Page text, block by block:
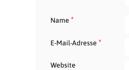
Name *
E-Mail-Adresse *
Website